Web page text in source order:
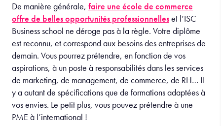
De manière générale, faire une école de commerce
offre de belles opportunités professionnelleset l’ISC
Business school ne déroge pas à la règle. Votre diplôme
est reconnu, et correspond aux besoins des entreprises de
demain. Vous pourrez prétendre, en fonction de vos
aspirations, à un poste à responsabilités dans les services
de marketing, de management, de commerce, de RH… Il
y a autant de spécifications que de formations adaptées à
vos envies. Le petit plus, vous pouvez prétendre à une
PME à l’international !